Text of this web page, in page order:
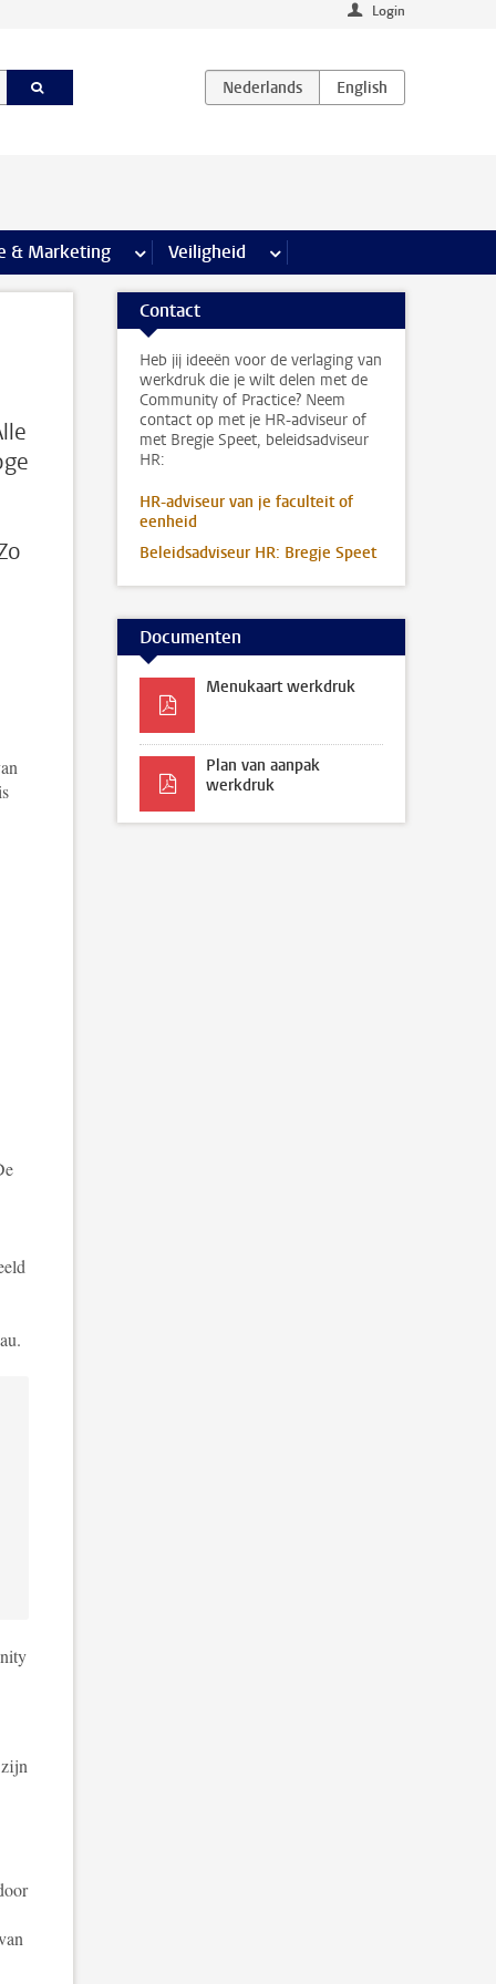
Login
& Marketing meer Communicatie & Marketing pagina’s
Veiligheid meer Veiligheid pagina’s
Contact
Heb jij ideeën voor de verlaging van
werkdruk die je wilt delen met de
Community of Practice? Neem
contact op met je HR-adviseur of
met Bregje Speet, beleidsadviseur
HR:
HR-adviseur van je faculteit of
eenheid
Beleidsadviseur HR: Bregje Speet
Documenten
Menukaart werkdruk
Plan van aanpak
werkdruk